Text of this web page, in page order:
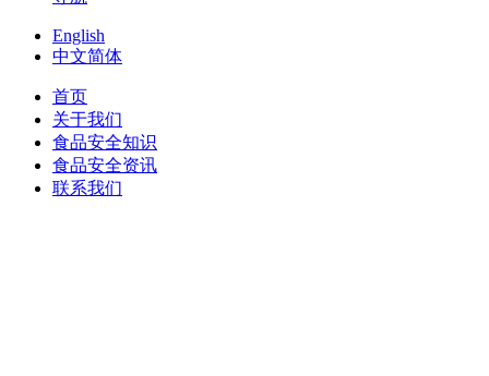
English
中文简体
首页
关于我们
食品安全知识
食品安全资讯
联系我们